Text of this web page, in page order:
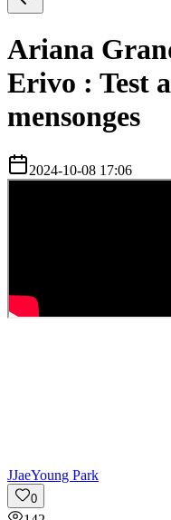
Ariana
Erivo : Test
mensonges
2024-10-08 17:06
JJaeYoung Park
0